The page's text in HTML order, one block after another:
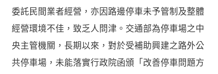
委託民間業者經營，亦因路邊停車未予管制及整體
經營環境不佳，致乏人問津。交通部為停車場之中
央主管機關，長期以來，對於受補助興建之路外公
共停車場，未能落實行政院函頒「改善停車問題方